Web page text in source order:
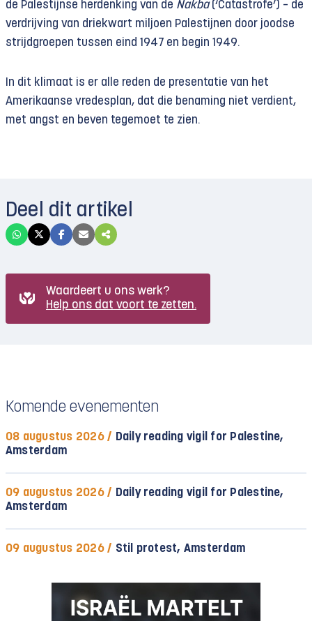
de Palestijnse herdenking van de Nakba(‘Catastrofe’) – de
verdrijving van driekwart miljoen Palestijnen door joodse
strijdgroepen tussen eind 1947 en begin 1949.
In dit klimaat is er alle reden de presentatie van het
Amerikaanse vredesplan, dat die benaming niet verdient,
met angst en beven tegemoet te zien.
Deel dit artikel
Waardeert u ons werk?
Help ons dat voort te zetten.
Komende evenementen
08 augustus 2026 / Daily reading vigil for Palestine,
Amsterdam
09 augustus 2026 / Daily reading vigil for Palestine,
Amsterdam
09 augustus 2026 / Stil protest, Amsterdam